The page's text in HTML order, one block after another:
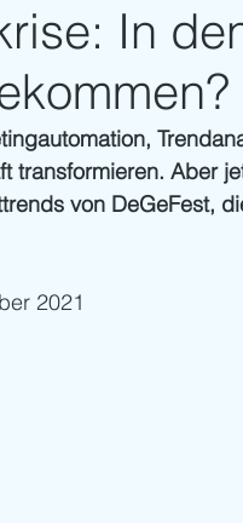
In
transformieren. Aber
von DeGeFest,
2021